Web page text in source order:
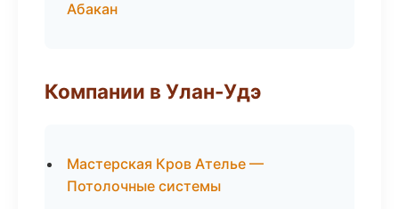
Абакан
Компании в Улан-Удэ
Мастерская Кров Ателье —
Потолочные системы